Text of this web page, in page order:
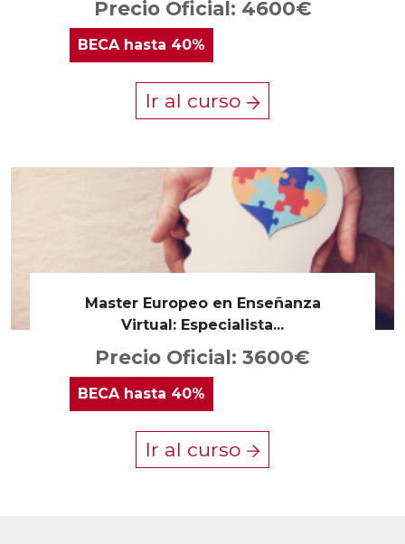
Precio Oficial: 4600€
BECAhasta 40%
Ir al curso
Master Europeo en Enseñanza
Virtual: Especialista...
Precio Oficial: 3600€
BECA hasta 40%
Ir al curso